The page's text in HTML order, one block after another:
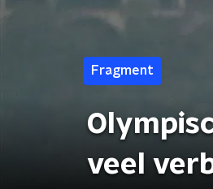
Fragment
veel